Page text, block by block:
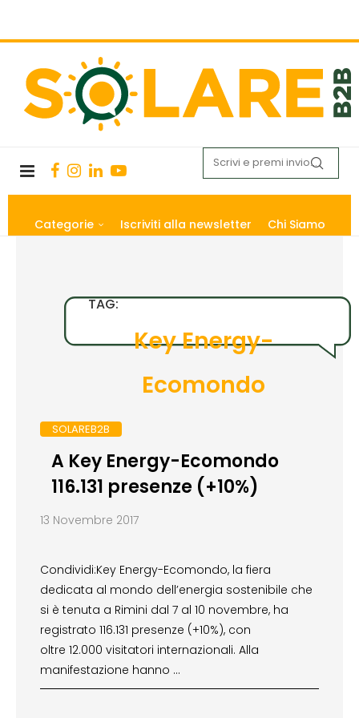
Categorie Iscriviti alla newsletter Chi Siamo
TAG:
Key Energy-
Ecomondo
SOLAREB2B
A Key Energy-Ecomondo
116.131 presenze (+10%)
13 Novembre 2017
Condividi:Key Energy-Ecomondo, la fiera
dedicata al mondo dell’energia sostenibile che
si è tenuta a Rimini dal 7 al 10 novembre, ha
registrato 116.131 presenze (+10%), con
oltre 12.000 visitatori internazionali. Alla
manifestazione hanno …